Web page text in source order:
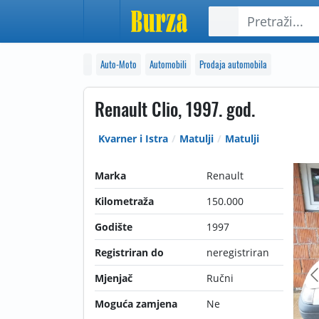
Auto-Moto Automobili Prodaja automobila
Renault Clio, 1997. god.
Kvarner i Istra Matulji Matulji
Marka
Renault
Kilometraža
150.000
Godište
1997
Registriran do
neregistriran
Mjenjač
Ručni
Moguća zamjena
Ne